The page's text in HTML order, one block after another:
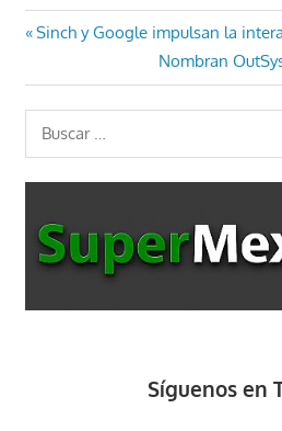
Navegación
de
entradas
Entrada
Sinch y Google impulsan la
Entrada
siguiente:
Nombran
Buscar:
Síguenos en